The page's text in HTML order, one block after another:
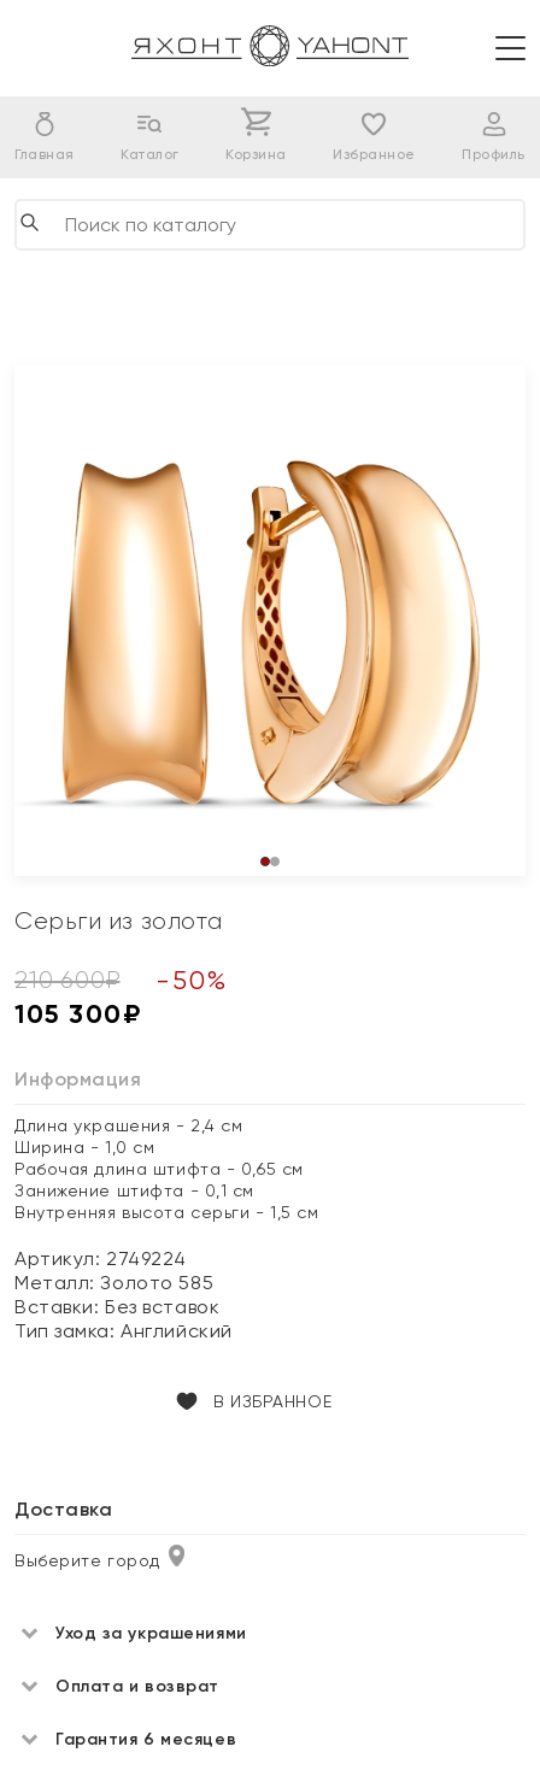
Главная Каталог Корзина Избранное Профиль
Серьги из золота
210 600₽ - 50%
105 300₽
Информация
Длина украшения - 2,4 см
Ширина - 1,0 см
Рабочая длина штифта - 0,65 см
Занижение штифта - 0,1 см
Внутренняя высота серьги - 1,5 см
Артикул: 2749224
Металл:Золото 585
Вставки:Без вставок
Тип замка:Английский
В ИЗБРАННОЕ
Доставка
Выберите город
Уход за украшениями
Оплата и возврат
Гарантия 6 месяцев